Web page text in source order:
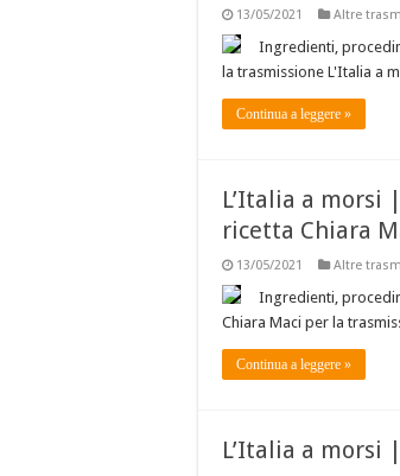
13/05/2021 Altre
Ingredienti,
la trasmissione L'Italia a
Continua a leggere »
L’Italia a morsi
ricetta Chiara
13/05/2021 Altre
Ingredienti,
Chiara Maci per la
Continua a leggere »
L’Italia a morsi